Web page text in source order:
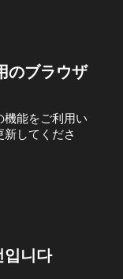
のブラウザ
機能をご利用い
してくださ
입니다